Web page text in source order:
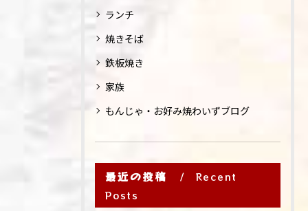
ランチ
焼きそば
鉄板焼き
家族
もんじゃ・お好み焼わいずブログ
最近の投稿
Recent
Posts